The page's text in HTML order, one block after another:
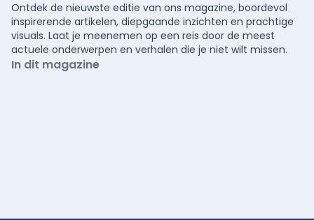
Ontdek de nieuwste editie van ons magazine, boordevol
inspirerende artikelen, diepgaande inzichten en prachtige
visuals. Laat je meenemen op een reis door de meest
actuele onderwerpen en verhalen die je niet wilt missen.
In dit magazine